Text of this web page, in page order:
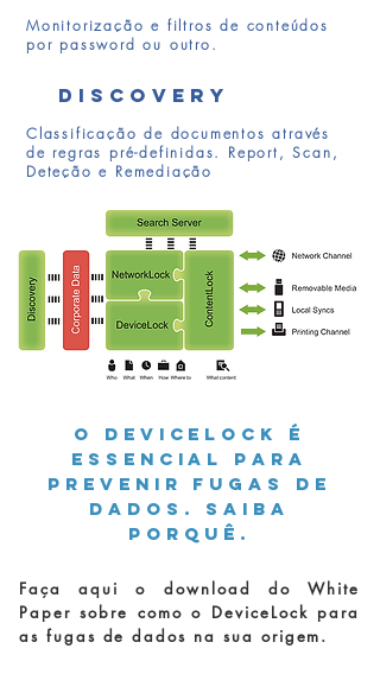
Monitorização e filtros de conteúdos
por password ou outro.
Discovery
Classificação de documentos através
de regras pré-definidas. Report, Scan,
Deteção e Remediação
O DeviceLock é
essencial para
prevenir fugas de
dados. Saiba
porquê.
Faça aqui o download do White
Paper sobre como o DeviceLock para
as fugas de dados na sua origem.